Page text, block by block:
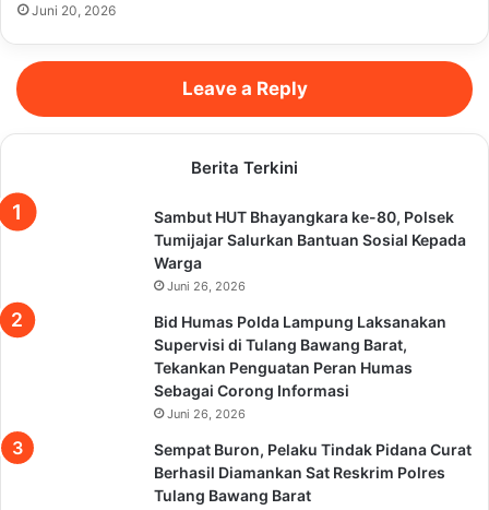
Juni 20, 2026
Leave a Reply
Berita Terkini
Sambut HUT Bhayangkara ke-80, Polsek
Tumijajar Salurkan Bantuan Sosial Kepada
Warga
Juni 26, 2026
Bid Humas Polda Lampung Laksanakan
Supervisi di Tulang Bawang Barat,
Tekankan Penguatan Peran Humas
Sebagai Corong Informasi
Juni 26, 2026
Sempat Buron, Pelaku Tindak Pidana Curat
Berhasil Diamankan Sat Reskrim Polres
Tulang Bawang Barat